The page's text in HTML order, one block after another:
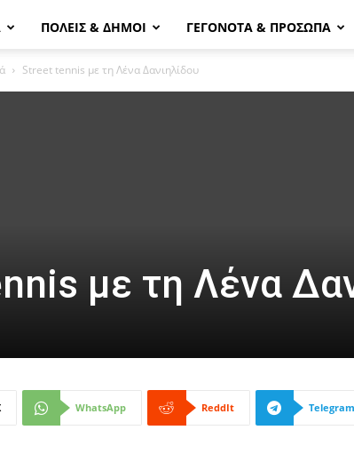
ΠΟΛΕΙΣ & ΔΗΜΟΙ ΓΕΓΟΝΟΤΑ & ΠΡΟΣΩΠΑ
Street tennis με τη Λένα Δανιηλίδου
με τη Λένα
WhatsApp ReddIt Telegram